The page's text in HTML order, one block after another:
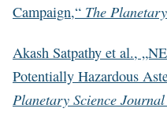
Campaign,“ The
Akash Satpathy et al.,
Potentially Hazardous
Planetary Science Journal